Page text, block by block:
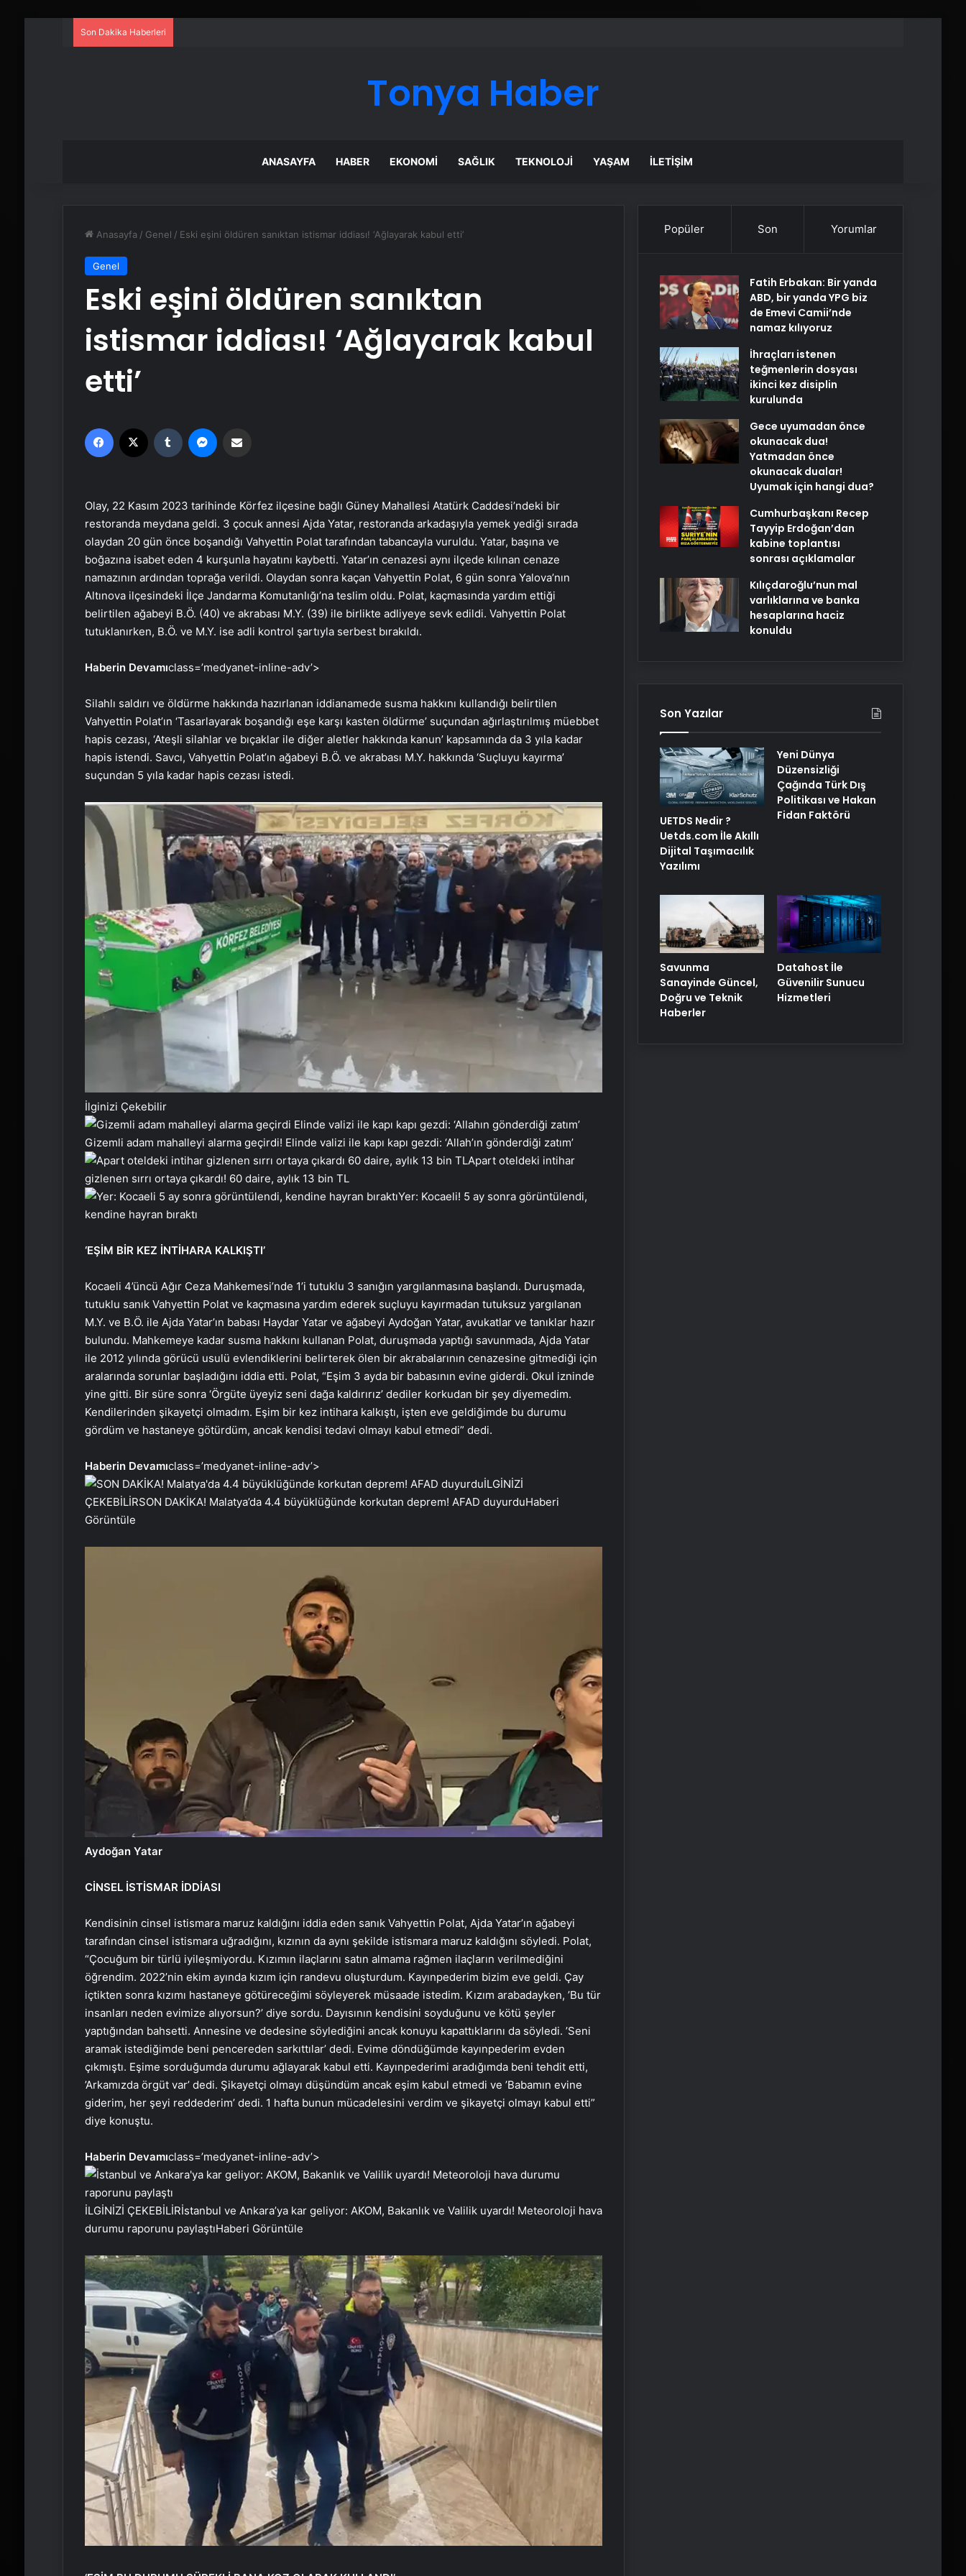
Son Dakika Haberleri
Tonya Haber
ANASAYFA HABER EKONOMI SAĞLIK TEKNOLOJI YAŞAM İLETIŞIM
Anasayfa / Genel / Eski eşini öldüren sanıktan istismar iddiası! ‘Ağlayarak kabul etti’
Genel
Eski eşini öldüren sanıktan
istismar iddiası! ‘Ağlayarak kabul
etti’
Facebook Tumblr
Olay, 22 Kasım 2023 tarihinde Körfez ilçesine bağlı Güney Mahallesi Atatürk Caddesi’ndeki bir
restoranda meydana geldi. 3 çocuk annesi Ajda Yatar, restoranda arkadaşıyla yemek yediği sırada
olaydan 20 gün önce boşandığı Vahyettin Polat tarafından tabancayla vuruldu. Yatar, başına ve
boğazına isabet eden 4 kurşunla hayatını kaybetti. Yatar’ın cenazesi aynı ilçede kılınan cenaze
namazının ardından toprağa verildi. Olaydan sonra kaçan Vahyettin Polat, 6 gün sonra Yalova’nın
Altınova ilçesindeki İlçe Jandarma Komutanlığı’na teslim oldu. Polat, kaçmasında yardım ettiği
belirtilen ağabeyi B.Ö. (40) ve akrabası M.Y. (39) ile birlikte adliyeye sevk edildi. Vahyettin Polat
tutuklanırken, B.Ö. ve M.Y. ise adli kontrol şartıyla serbest bırakıldı.
Haberin Devamıclass=’medyanet-inline-adv’>
Silahlı saldırı ve öldürme hakkında hazırlanan iddianamede susma hakkını kullandığı belirtilen
Vahyettin Polat’ın ‘Tasarlayarak boşandığı eşe karşı kasten öldürme’ suçundan ağırlaştırılmış müebbet
hapis cezası, ‘Ateşli silahlar ve bıçaklar ile diğer aletler hakkında kanun’ kapsamında da 3 yıla kadar
hapis istendi. Savcı, Vahyettin Polat’ın ağabeyi B.Ö. ve akrabası M.Y. hakkında ‘Suçluyu kayırma’
suçundan 5 yıla kadar hapis cezası istedi.
İlginizi Çekebilir
Gizemli adam mahalleyi alarma geçirdi! Elinde valizi ile kapı kapı gezdi: ‘Allah’ın gönderdiği zatım’
Apart oteldeki intihar
gizlenen sırrı ortaya çıkardı! 60 daire, aylık 13 bin TL
Yer: Kocaeli! 5 ay sonra görüntülendi,
kendine hayran bıraktı
‘EŞİM BİR KEZ İNTİHARA KALKIŞTI’
Kocaeli 4’üncü Ağır Ceza Mahkemesi’nde 1’i tutuklu 3 sanığın yargılanmasına başlandı. Duruşmada,
tutuklu sanık Vahyettin Polat ve kaçmasına yardım ederek suçluyu kayırmadan tutuksuz yargılanan
M.Y. ve B.Ö. ile Ajda Yatar’ın babası Haydar Yatar ve ağabeyi Aydoğan Yatar, avukatlar ve tanıklar hazır
bulundu. Mahkemeye kadar susma hakkını kullanan Polat, duruşmada yaptığı savunmada, Ajda Yatar
ile 2012 yılında görücü usulü evlendiklerini belirterek ölen bir akrabalarının cenazesine gitmediği için
aralarında sorunlar başladığını iddia etti. Polat, “Eşim 3 ayda bir babasının evine giderdi. Okul izninde
yine gitti. Bir süre sonra ‘Örgüte üyeyiz seni dağa kaldırırız’ dediler korkudan bir şey diyemedim.
Kendilerinden şikayetçi olmadım. Eşim bir kez intihara kalkıştı, işten eve geldiğimde bu durumu
gördüm ve hastaneye götürdüm, ancak kendisi tedavi olmayı kabul etmedi” dedi.
Haberin Devamıclass=’medyanet-inline-adv’>
İLGİNİZİ
ÇEKEBİLİRSON DAKİKA! Malatya’da 4.4 büyüklüğünde korkutan deprem! AFAD duyurduHaberi
Görüntüle
Aydoğan Yatar
CİNSEL İSTİSMAR İDDİASI
Kendisinin cinsel istismara maruz kaldığını iddia eden sanık Vahyettin Polat, Ajda Yatar’ın ağabeyi
tarafından cinsel istismara uğradığını, kızının da aynı şekilde istismara maruz kaldığını söyledi. Polat,
“Çocuğum bir türlü iyileşmiyordu. Kızımın ilaçlarını satın almama rağmen ilaçların verilmediğini
öğrendim. 2022’nin ekim ayında kızım için randevu oluşturdum. Kayınpederim bizim eve geldi. Çay
içtikten sonra kızımı hastaneye götüreceğimi söyleyerek müsaade istedim. Kızım arabadayken, ’Bu tür
insanları neden evimize alıyorsun?’ diye sordu. Dayısının kendisini soyduğunu ve kötü şeyler
yaptığından bahsetti. Annesine ve dedesine söylediğini ancak konuyu kapattıklarını da söyledi. ’Seni
aramak istediğimde beni pencereden sarkıttılar’ dedi. Evime döndüğümde kayınpederim evden
çıkmıştı. Eşime sorduğumda durumu ağlayarak kabul etti. Kayınpederimi aradığımda beni tehdit etti,
’Arkamızda örgüt var’ dedi. Şikayetçi olmayı düşündüm ancak eşim kabul etmedi ve ’Babamın evine
giderim, her şeyi reddederim’ dedi. 1 hafta bunun mücadelesini verdim ve şikayetçi olmayı kabul etti”
diye konuştu.
Haberin Devamıclass=’medyanet-inline-adv’>
İLGİNİZİ ÇEKEBİLİRİstanbul ve Ankara’ya kar geliyor: AKOM, Bakanlık ve Valilik uyardı! Meteoroloji hava
durumu raporunu paylaştıHaberi Görüntüle
Popüler Son Yorumlar
Fatih Erbakan: Bir yanda
ABD, bir yanda YPG biz
de Emevi Camii’nde
namaz kılıyoruz
İhraçları istenen
teğmenlerin dosyası
ikinci kez disiplin
kurulunda
Gece uyumadan önce
okunacak dua!
Yatmadan önce
okunacak dualar!
Uyumak için hangi dua?
Cumhurbaşkanı Recep
Tayyip Erdoğan’dan
kabine toplantısı
sonrası açıklamalar
Kılıçdaroğlu’nun mal
varlıklarına ve banka
hesaplarına haciz
konuldu
Son Yazılar
UETDS Nedir ?
Uetds.com İle Akıllı
Dijital Taşımacılık
Yazılımı
Yeni Dünya
Düzensizliği
Çağında Türk Dış
Politikası ve Hakan
Fidan Faktörü
Savunma
Sanayinde Güncel,
Doğru ve Teknik
Haberler
Datahost İle
Güvenilir Sunucu
Hizmetleri